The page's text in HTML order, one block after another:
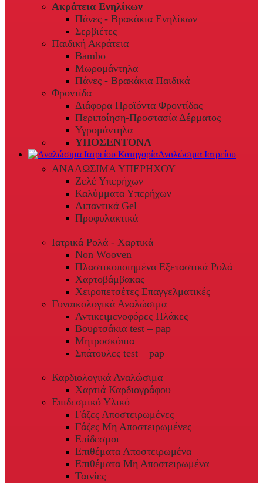
Ακράτεια Ενηλίκων
Πάνες - Βρακάκια Ενηλίκων
Σερβιέτες
Παιδική Ακράτεια
Bambo
Μωρομάντηλα
Πάνες - Βρακάκια Παιδικά
Φροντίδα
Διάφορα Προϊόντα Φροντίδας
Περιποίηση-Προστασία Δέρματος
Υγρομάντηλα
ΥΠΟΣΕΝΤΟΝΑ
Αναλώσιμα Ιατρείου
ΑΝΑΛΩΣΙΜΑ ΥΠΕΡΗΧΟΥ
Ζελέ Υπερήχων
Καλύμματα Υπερήχων
Λιπαντικά Gel
Προφυλακτικά
Ιατρικά Ρολά - Χαρτικά
Non Wooven
Πλαστικοποιημένα Εξεταστικά Ρολά
Χαρτοβάμβακας
Χειροπετσέτες Επαγγελματικές
Γυναικολογικά Αναλώσιμα
Αντικειμενοφόρες Πλάκες
Βουρτσάκια test – pap
Μητροσκόπια
Σπάτουλες test – pap
Καρδιολογικά Αναλώσιμα
Χαρτιά Καρδιογράφου
Επιδεσμικό Υλικό
Γάζες Αποστειρωμένες
Γάζες Μη Αποστειρωμένες
Επίδεσμοι
Επιθέματα Αποστειρωμένα
Επιθέματα Μη Αποστειρωμένα
Ταινίες